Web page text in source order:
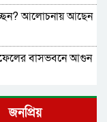
আলোচনায় আছেন
বাসভবনে আগুন
ডাকা হচ্ছে
জনপ্রিয়